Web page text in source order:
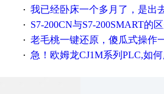
· 我已经卧床一个多月了，是出去安装机械手在高速遭遇车祸所致:大家工作都要特别注
· S7-200CN与S7-200SMART的区
· 老毛桃一键还原，傻瓜式操作一键轻松备份还原；程序为向导式安装，一键即可实现自动备份或还原系
· 急！欧姆龙CJ1M系列PLC,如何用时间控制变频器。要求时间在组态王中可以自由输入！拜托各位大